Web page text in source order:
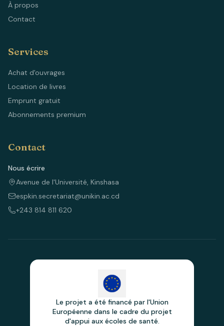
À propos
Contact
Services
Achat d'ouvrages
Location de livres
Emprunt gratuit
Abonnements premium
Contact
Nous écrire
Avenue de l'Université, Kinshasa
espkin.secretariat@unikin.ac.cd
+243 814 811 620
Le projet a été financé par l'Union
Européenne dans le cadre du projet
d'appui aux écoles de santé.